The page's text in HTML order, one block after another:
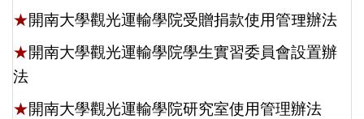
★開南大學觀光運輸學院受贈捐款使用管理辦法
★開南大學觀光運輸學院學生實習委員會設置辦
法
★開南大學觀光運輸學院研究室使用管理辦法